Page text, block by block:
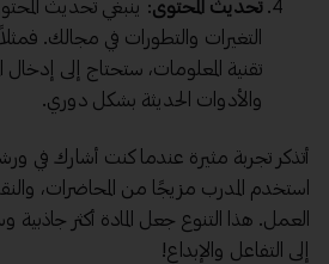
تحديث المحتوى: ينبغي تحديث
التغيرات والتطورات في مجالك.
تقنية المعلومات، ستحتاج إلى إدخال
والأدوات الحديثة بشكل دوري.
أتذكر تجربة مثيرة عندما كنت أشارك في
استخدم المدرب مزيجًا من المحاضرات،
العمل. هذا التنوع جعل المادة أكثر
إلى التفاعل والإبداع!